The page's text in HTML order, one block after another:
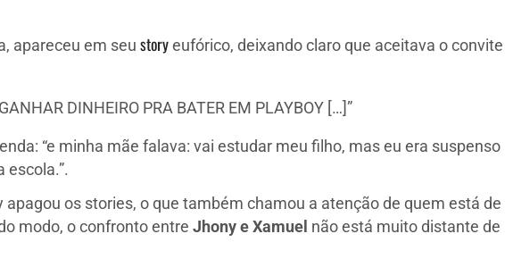
apareceu em seu story eufórico, deixando claro que aceitava o convite
DINHEIRO PRA BATER EM PLAYBOY […]”
“e minha mãe falava: vai estudar meu filho, mas eu era suspenso
escola.”.
os stories, o que também chamou a atenção de quem está de
modo, o confronto entre Jhony e Xamuel não está muito distante de